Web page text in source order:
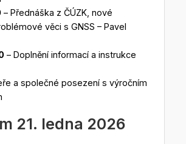
– Přednáška z ČÚZK, nové
věci s GNSS – Pavel
– Doplnění informací a instrukce
a společné posezení s výročním
21. ledna 2026